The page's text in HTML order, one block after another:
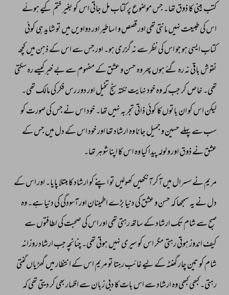
کتب بینی کا ذوق تھا۔ جس موضوع پر کتاب مل جاتی اس کو بغیر ختم کیے ہوئے
اس کی طبیعت نہیں مانتی تھی اور قصص و اساطیر اور دواویں میں تو شاید ہی کوئی
کتاب ایسی ہو جو اس کی نظر سے نہ گزری ہو۔ اور جس سے اس کے ذہن میں کچھ
نقوش باقی نہ رہ گئے ہوں پھر وہ حسن و عشق کے مفہوم سے بے خبر کیسے رہ سکتی
تھی۔ خاص کر جب کہ وہ خود نہایت نکتہ سنج تخیل اور دور رس فکر کی مالک تھی۔
لیکن اس کو ان باتوں کا کوئی ذاتی تجربہ نہیں تھا۔ خود اس نے جس کی صورت کو
سب سے پہلے حسین و جمیل جانا وہ ارشاد تھا اور خود اس کے دل میں جس کے
عشق نے ذوق اور ولولہ پیدا کیا وہ اس کا اپنا شوہر تھا۔
مریم نے سسرال میں آکر آنکھیں کھولیں تو اپنے کو ارشاد کا مبتلا پایا۔ اور اس کے
دل نے یہ سمجھا کہ حسن و عشق کی دنیا بڑے اطمینان اور آسودگی کی دنیا ہے۔ وہ
صبح سے شام تک ارشاد کے ساتھ رہتی تھی اور اس کی صحبت کی لطافتوں سے
کیف اندوز ہوتی رہتی مگر اس کو سیری نہیں ہوتی تھی۔ چنانچہ جب ارشاد روزانہ
شام کو تین چار گھنٹہ کے لیے غائب رہتا تو مریم اس کے انتظار میں گھڑیاں گنتی
رہتی۔ کبھی کبھی وہ ارشاد سے اس بات کا دبی زبان سے اظہار بھی کر دیتی تھی کہ